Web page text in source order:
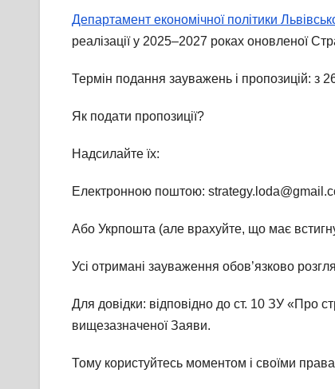
Департамент економічної політики
реалізації у 2025–2027 роках оновленої
Термін подання зауважень і пропозицій: з
Як подати пропозиції?
Надсилайте їх:
Електронною поштою:
Або Укрпошта (але врахуйте, що має
Усі отримані зауваження обов’язково
Для довідки: відповідно до ст. 10 ЗУ «Про
вищезазначеної Заяви.
Тому користуйтесь моментом і своїми